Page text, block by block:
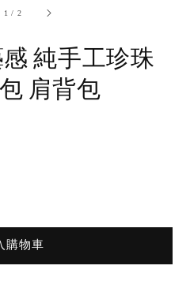
1 / accessibility.of
2
純手工珍珠
肩背包
購物車